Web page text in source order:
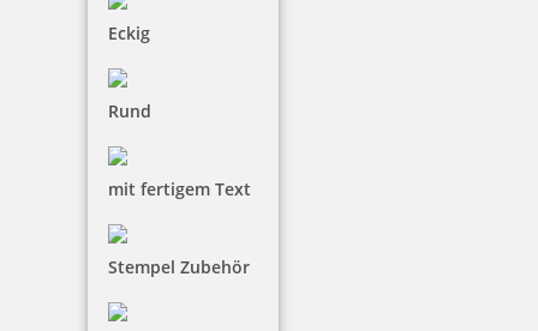
Eckig
Rund
mit fertigem Text
Stempel Zubehör
Heri Füllfederhalter Promesa mit Stempel Gehäuse chrom
Jetzt gestalten